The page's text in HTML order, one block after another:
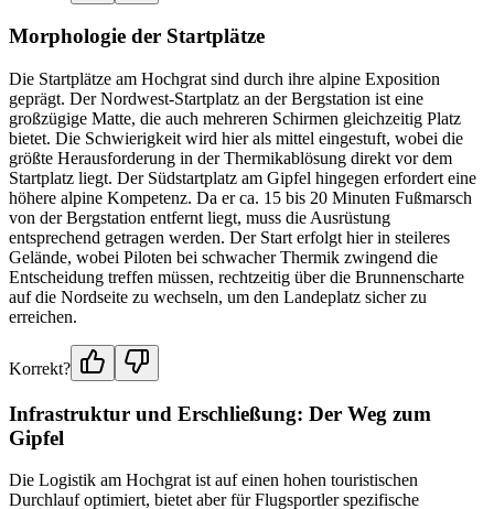
Morphologie der Startplätze
Die Startplätze am Hochgrat sind durch ihre alpine Exposition
geprägt. Der Nordwest-Startplatz an der Bergstation ist eine
großzügige Matte, die auch mehreren Schirmen gleichzeitig Platz
bietet. Die Schwierigkeit wird hier als mittel eingestuft, wobei die
größte Herausforderung in der Thermikablösung direkt vor dem
Startplatz liegt. Der Südstartplatz am Gipfel hingegen erfordert eine
höhere alpine Kompetenz. Da er ca. 15 bis 20 Minuten Fußmarsch
von der Bergstation entfernt liegt, muss die Ausrüstung
entsprechend getragen werden. Der Start erfolgt hier in steileres
Gelände, wobei Piloten bei schwacher Thermik zwingend die
Entscheidung treffen müssen, rechtzeitig über die Brunnenscharte
auf die Nordseite zu wechseln, um den Landeplatz sicher zu
erreichen.
Korrekt?
Infrastruktur und Erschließung: Der Weg zum
Gipfel
Die Logistik am Hochgrat ist auf einen hohen touristischen
Durchlauf optimiert, bietet aber für Flugsportler spezifische